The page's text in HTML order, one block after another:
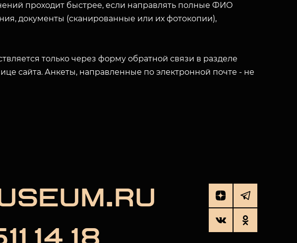
проходит быстрее, если направлять полные ФИО
документы (сканированные или их фотокопии),
только через форму обратной связи в разделе
сайта. Анкеты, направленные по электронной почте - не